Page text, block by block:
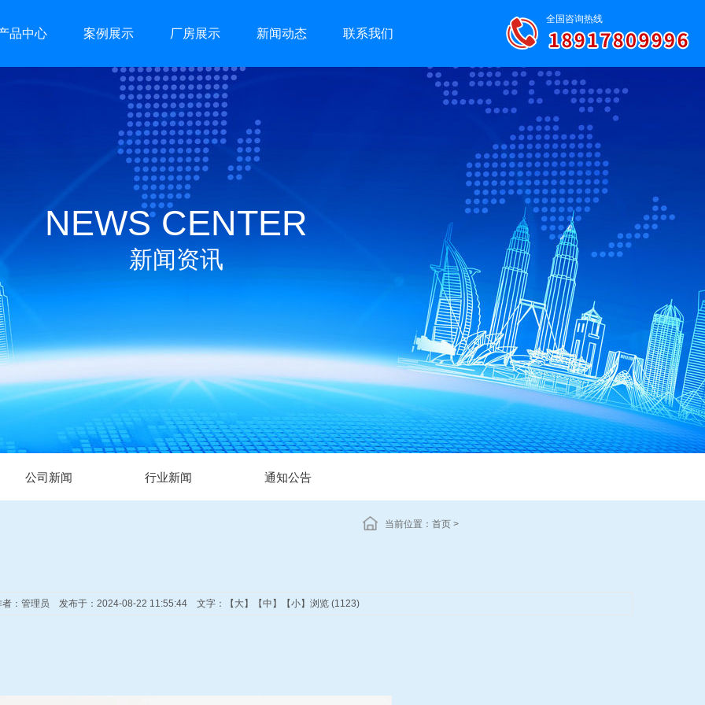
NEWS CENTER
新闻资讯
品中心 案例展示 厂房展示 新闻动态 联系我们
全国咨询热线
公司新闻 行业新闻 通知公告
当前位置： 首页 >
者：管理员 发布于：2024-08-22 11:55:44 文字：【 大】【中 】【小】浏览 (1123)